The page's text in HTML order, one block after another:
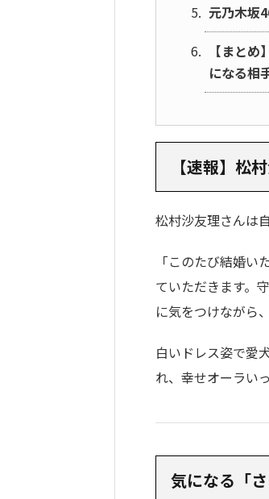
元乃木坂
【まと
になる相
【速報】松
松村沙友理さんは
「このたび結婚
ていただきます。
に気をつけながら
白いドレス姿で愛
れ、幸せオーラい
気になる「